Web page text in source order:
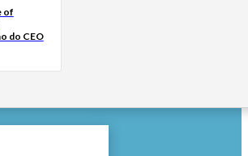
of
do CEO